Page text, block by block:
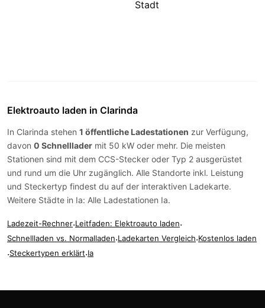
Elektroauto laden in Clarinda
In Clarinda stehen 1 öffentliche Ladestationen zur Verfügung,
davon 0 Schnelllader mit 50 kW oder mehr. Die meisten
Stationen sind mit dem CCS-Stecker oder Typ 2 ausgerüstet
und rund um die Uhr zugänglich. Alle Standorte inkl. Leistung
und Steckertyp findest du auf der interaktiven Ladekarte.
Weitere Städte in Ia: Alle Ladestationen Ia.
Ladezeit-Rechner·Leitfaden: Elektroauto laden·
Schnellladen vs. Normalladen·Ladekarten Vergleich·Kostenlos laden
·Steckertypen erklärt·Ia